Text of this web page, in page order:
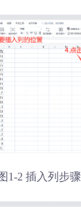
1-2 插入列步骤